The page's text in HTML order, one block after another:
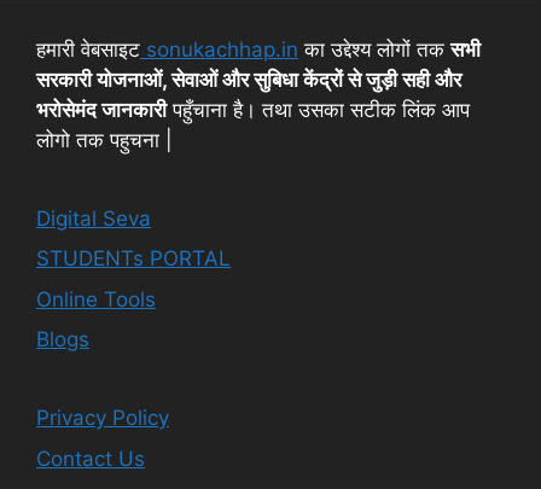
हमारी वेबसाइट sonukachhap.in का उद्देश्य लोगों तकसभी
सरकारी योजनाओं, सेवाओं और सुबिधा केंद्रों से जुड़ी सही और
भरोसेमंद जानकारीपहुँचाना है। तथा उसका सटीक लिंक आप
लोगो तक पहुचना |
Digital Seva
STUDENTs PORTAL
Online Tools
Blogs
Privacy Policy
Contact Us